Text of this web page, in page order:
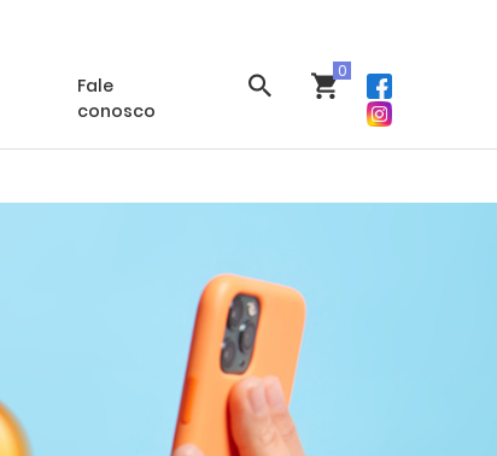
Suporte
Fale
conosco